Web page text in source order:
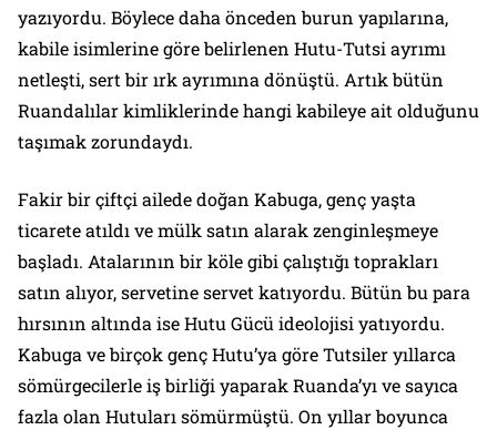
yazıyordu. Böylece daha önceden burun yapılarına,
kabile isimlerine göre belirlenen Hutu-Tutsi ayrımı
netleşti, sert bir ırk ayrımına dönüştü. Artık bütün
Ruandalılar kimliklerinde hangi kabileye ait olduğunu
taşımak zorundaydı.
Fakir bir çiftçi ailede doğan Kabuga, genç yaşta
ticarete atıldı ve mülk satın alarak zenginleşmeye
başladı. Atalarının bir köle gibi çalıştığı toprakları
satın alıyor, servetine servet katıyordu. Bütün bu para
hırsının altında ise Hutu Gücü ideolojisi yatıyordu.
Kabuga ve birçok genç Hutu’ya göre Tutsiler yıllarca
sömürgecilerle iş birliği yaparak Ruanda’yı ve sayıca
fazla olan Hutuları sömürmüştü. On yıllar boyunca